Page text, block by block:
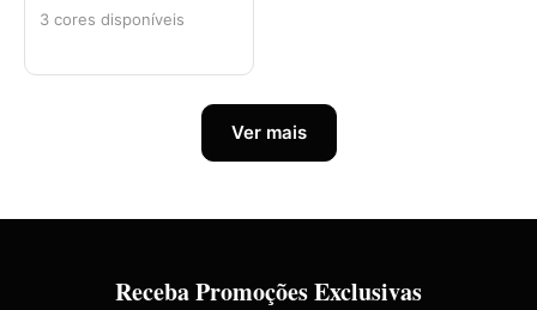
3 cores disponíveis
Ver mais
Receba Promoções Exclusivas